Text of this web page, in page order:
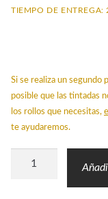
TIEMPO DE ENTREGA:
Si se realiza un segundo
posible que las tintadas
los rollos que necesitas,
te ayudaremos.
Papel